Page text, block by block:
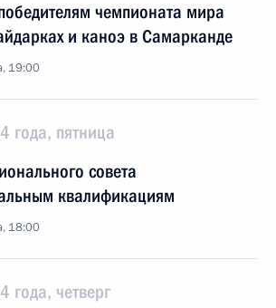
чемпионата мира
и каноэ в Самарканде
19:00
года, пятница
совета
квалификациям
18:00
года, четверг